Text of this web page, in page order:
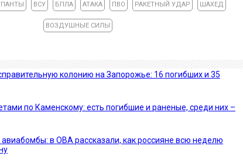
ВСУ БПЛА АТАКА ПВО РАКЕТНЫЙ УДАР ШАХЕД
ВОЗДУШНЫЕ СИЛЫ
колонию на Запорожье: 16 погибших и 35
по Каменскому: есть погибшие и раненые, среди них –
авиабомбы: в ОВА рассказали, как россияне всю неделю